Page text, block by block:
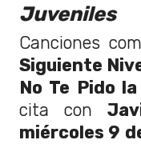
Juveniles
Canciones
Siguiente
No Te Pido
cita con
miércoles 9